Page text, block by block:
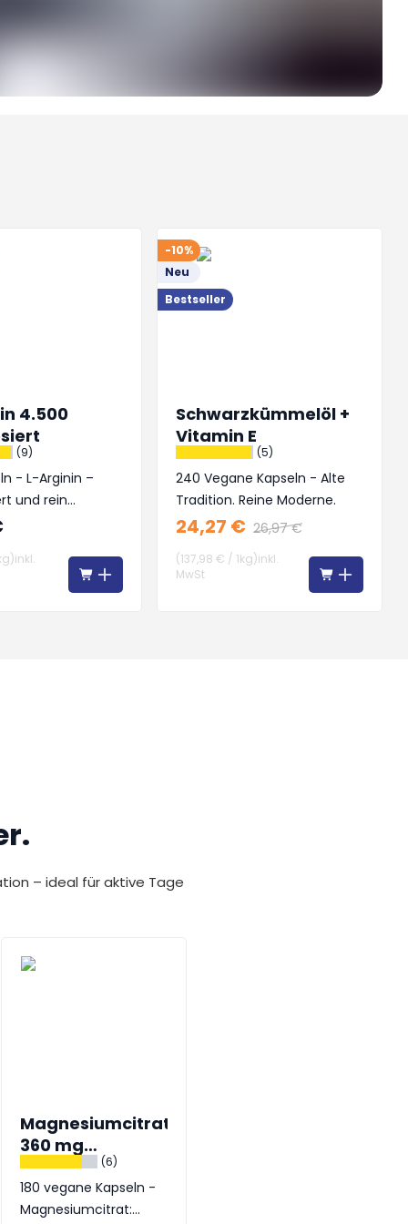
4.500
(9)
- L-Arginin –
und rein
)inkl.
-10%
Neu
Bestseller
Schwarzkümmelöl +
Vitamin E
(5)
240 Vegane Kapseln - Alte
Tradition. Reine Moderne.
24,27 € 26,97 €
(137,98 € / 1kg)inkl.
MwSt
– ideal für aktive Tage
Magnesiumcitrat
360 mg
Tagesdosis
(6)
180 vegane Kapseln -
Magnesiumcitrat: